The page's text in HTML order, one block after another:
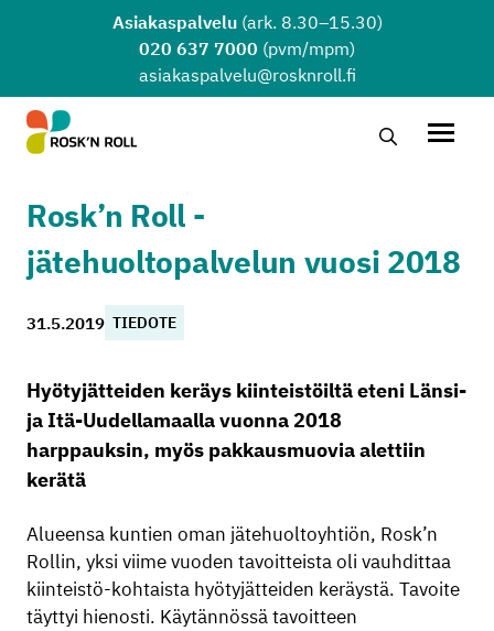
Siirry sisältöönAsiakaspalvelu(ark. 8.30–15.30)
020 637 7000 (pvm/mpm)
asiakaspalvelu@rosknroll.fi
Hae…Avaa
Rosk’n Roll -
jätehuoltopalvelun vuosi 2018
31.5.2019 TIEDOTE
Hyötyjätteiden keräys kiinteistöiltä eteni Länsi-
ja Itä-Uudellamaalla vuonna 2018
harppauksin, myös pakkausmuovia alettiin
kerätä
Alueensa kuntien oman jätehuoltoyhtiön, Rosk’n
Rollin, yksi viime vuoden tavoitteista oli vauhdittaa
kiinteistö-kohtaista hyötyjätteiden keräystä. Tavoite
täyttyi hienosti. Käytännössä tavoitteen